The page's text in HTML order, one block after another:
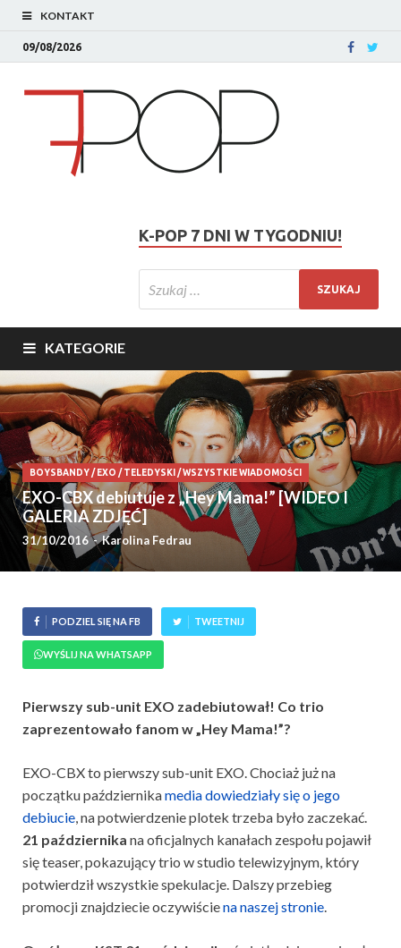
KONTAKT
09/08/2026
K-POP 7 DNI W TYGODNIU!
KATEGORIE
BOYSBANDY/ EXO /TELEDYSKI /WSZYSTKIE WIADOMOŚCI
EXO-CBX debiutuje z „Hey Mama!” [WIDEO I
GALERIA ZDJĘĆ]
31/10/2016-Karolina Fedrau
PODZIEL SIĘ NA FB TWEETNIJ
WYŚLIJ NA WHATSAPP
Pierwszy sub-unit EXO zadebiutował! Co trio
zaprezentowało fanom w „Hey Mama!”?
EXO-CBX to pierwszy sub-unit EXO. Chociaż już na
początku październikamedia dowiedziały się o jego
debiucie, na potwierdzenie plotek trzeba było zaczekać.
21 października na oficjalnych kanałach zespołu pojawił
się teaser, pokazujący trio w studio telewizyjnym, który
potwierdził wszystkie spekulacje. Dalszy przebieg
promocji znajdziecie oczywiściena naszej stronie.